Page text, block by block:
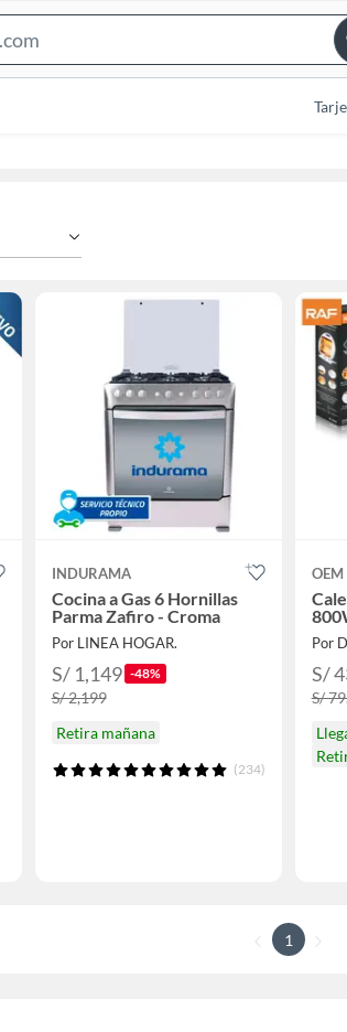
Bar
INDURAMA
Cocina a Gas 6 Hornillas
Parma Zafiro - Croma
Por LINEA HOGAR.
S/ 1,149 -48%
S/ 2,199
Retira mañana
(234)
OEM
Por
S/
S/
1